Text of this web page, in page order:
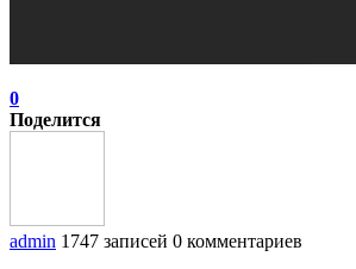
0
Поделится
admin 1747 записей 0 комментариев